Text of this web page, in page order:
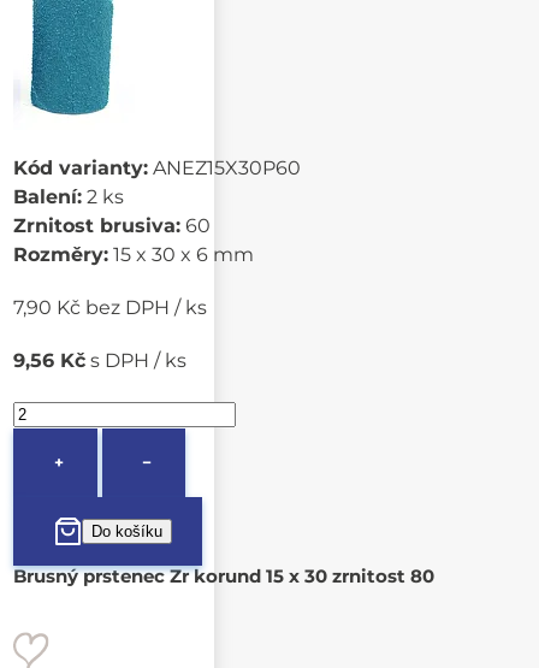
Kód varianty: ANEZ15X30P60
Balení: 2 ks
Zrnitost brusiva: 60
Rozměry: 15 x 30 x 6 mm
7,90 Kč bez DPH / ks
9,56 Kč s DPH / ks
+ −
Brusný prstenec Zr korund 15 x 30 zrnitost 80